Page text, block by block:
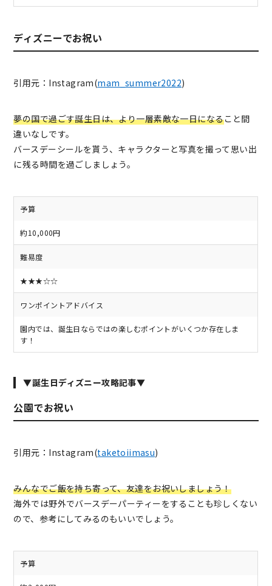
ディズニーでお祝い
引用元：Instagram(mam_summer2022)
夢の国で過ごす誕生日は、より一層素敵な一日になること間
違いなしです。
バースデーシールを貰う、キャラクターと写真を撮って思い出
に残る時間を過ごしましょう。
予算
約10,000円
難易度
★★★☆☆
ワンポイントアドバイス
園内では、誕生日ならではの楽しむポイントがいくつか存在しま
す！
▼誕生日ディズニー攻略記事▼
公園でお祝い
引用元：Instagram(taketoiimasu)
みんなでご飯を持ち寄って、友達をお祝いしましょう！
海外では野外でバースデーパーティーをすることも珍しくない
ので、参考にしてみるのもいいでしょう。
予算